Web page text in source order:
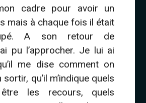
cadre pour avoir un
mais à chaque fois il était
A son retour de
pu l’approcher. Je lui ai
me dise comment on
sortir, qu’il m’indique quels
être les recours, quels